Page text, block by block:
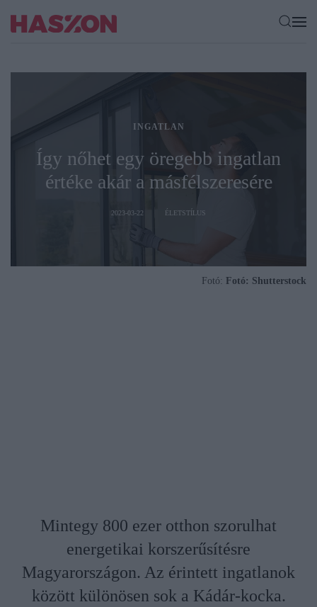
INGATLAN
Így nőhet egy öregebb ingatlan
értéke akár a másfélszeresére
2023-03-22 ÉLETSTÍLUS
Fotó: Fotó: Shutterstock
Mintegy 800 ezer otthon szorulhat
energetikai korszerűsítésre
Magyarországon. Az érintett ingatlanok
között különösen sok a Kádár-kocka.